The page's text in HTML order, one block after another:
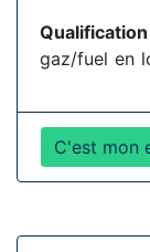
Qualification
gaz/fuel en
C'est mon